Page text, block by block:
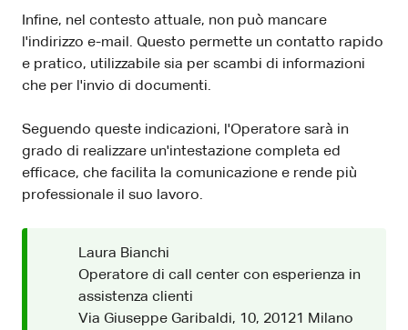
Infine, nel contesto attuale, non può mancare
l'indirizzo e-mail. Questo permette un contatto rapido
e pratico, utilizzabile sia per scambi di informazioni
che per l'invio di documenti.
Seguendo queste indicazioni, l'Operatore sarà in
grado di realizzare un'intestazione completa ed
efficace, che facilita la comunicazione e rende più
professionale il suo lavoro.
Laura Bianchi
Operatore di call center con esperienza in
assistenza clienti
Via Giuseppe Garibaldi, 10, 20121 Milano